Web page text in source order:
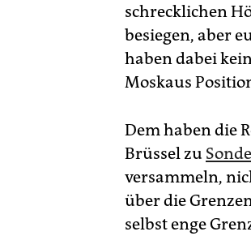
schrecklichen
besiegen, aber
haben dabei
Moskaus
Dem haben die
Brüssel zu
versammeln,
über die
selbst enge